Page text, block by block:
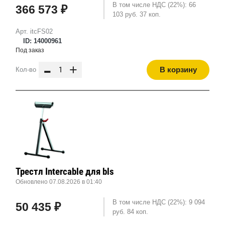
Арт. itcFS02
ID: 14000961
366 573 ₽
В том числе НДС (22%): 66
103 руб. 37 коп.
Под заказ
Кол-во - + В корзину
Трестл Intercable для bls
Обновлено 07.08.2026 в 01:40
50 435 ₽
В том числе НДС (22%): 9 094
руб. 84 коп.